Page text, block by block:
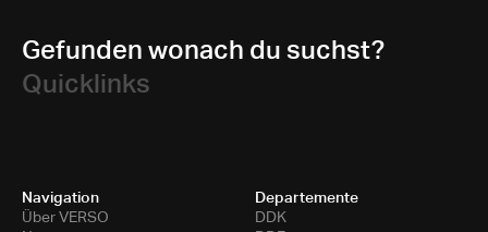
Gefunden wonach du suchst?
Quicklinks
Navigation
Über VERSO
Departemente
DDK